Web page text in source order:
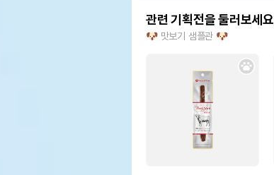
관련 기획전을 둘러보세요
🐶 맛보기 샘플관 🐶